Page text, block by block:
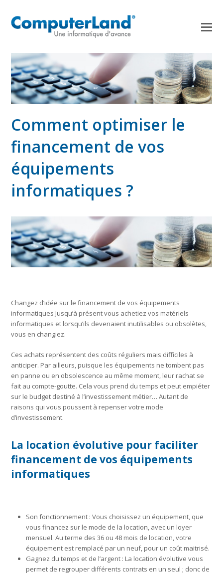
Comment optimiser le
financement de vos
équipements
informatiques ?
Changez d’idée sur le financement de vos équipements
informatiques Jusqu’à présent vous achetiez vos matériels
informatiques et lorsqu’ils devenaient inutilisables ou obsolètes,
vous en changiez.
Ces achats représentent des coûts réguliers mais difficiles à
anticiper. Par ailleurs, puisque les équipements ne tombent pas
en panne ou en obsolescence au même moment, leur rachat se
fait au compte-goutte. Cela vous prend du temps et peut empiéter
sur le budget destiné à l’investissement métier… Autant de
raisons qui vous poussent à repenser votre mode
d’investissement.
La location évolutive pour faciliter
financement de vos équipements
informatiques
Son fonctionnement : Vous choisissez un équipement, que
vous financez sur le mode de la location, avec un loyer
mensuel. Au terme des 36 ou 48 mois de location, votre
équipement est remplacé par un neuf, pour un coût maitrisé.
Gagnez du temps et de l’argent : La location évolutive vous
permet de regrouper différents contrats en un seul ; donc de